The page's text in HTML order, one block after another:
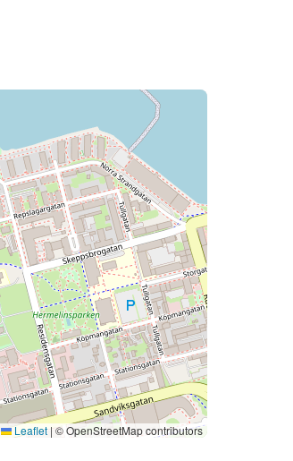
Leaflet | © OpenStreetMap contributors